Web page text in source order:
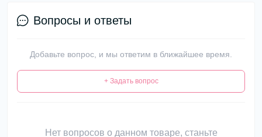
Вопросы и ответы
Добавьте вопрос, и мы ответим в ближайшее время.
+ Задать вопрос
Нет вопросов о данном товаре, станьте